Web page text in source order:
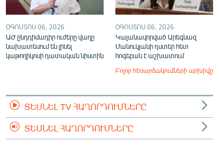
ՕԳՈՍՏՈՍ 06, 2026
ԱԺ ընդդիմադիր ուժերը վաղը
նախատեսում են լինել
կաթողիկոսի դատական նիստին
ՕԳՈՍՏՈՍ 06, 2026
Կալանավորված Արեգնազ
Մանուկյանի դստեր հետ
հոգեբան է աշխատում
Բոլոր հեռարձակումների արխիվը
ՏԵՍՆԵԼ TV ՀԱՂՈՐԴՈՒՄՆԵՐԸ
ՏԵՍՆԵԼ ՀԱՂՈՐԴՈՒՄՆԵՐԸ